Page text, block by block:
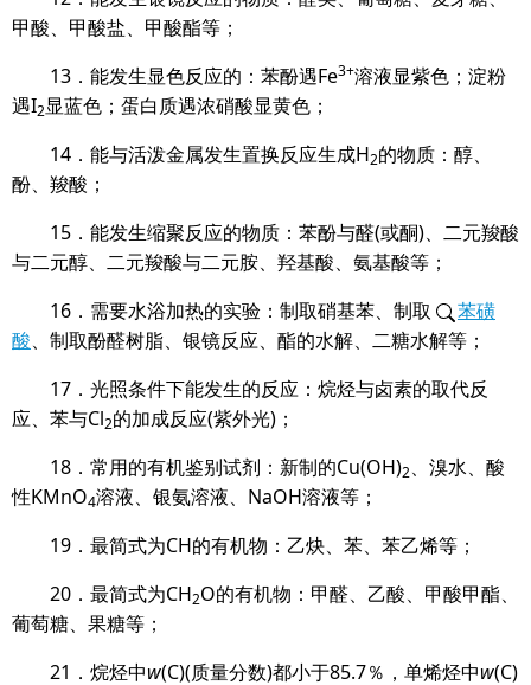
甲酸、甲酸盐、甲酸酯等；
13 ．能发生显色反应的：苯酚遇Fe3+溶液显紫色；淀粉
遇I2显蓝色；蛋白质遇浓硝酸显黄色；
14 ．能与活泼金属发生置换反应生成H2的物质：醇、
酚、羧酸；
15 ．能发生缩聚反应的物质：苯酚与醛(或酮)、二元羧酸
与二元醇、二元羧酸与二元胺、羟基酸、氨基酸等；
16 ．需要水浴加热的实验：制取硝基苯、制取
苯磺
酸、制取酚醛树脂、银镜反应、酯的水解、二糖水解等；
17 ．光照条件下能发生的反应：烷烃与卤素的取代反
应、苯与Cl2的加成反应(紫外光) ；
18 ．常用的有机鉴别试剂：新制的Cu(OH)2、溴水、酸
性KMnO4溶液、银氨溶液、 NaOH溶液等；
19 ．最简式为CH的有机物：乙炔、苯、苯乙烯等；
20 ．最简式为CH2O的有机物：甲醛、乙酸、甲酸甲酯、
葡萄糖、果糖等；
21 ．烷烃中w(C)(质量分数)都小于85.7％，单烯烃中w(C)